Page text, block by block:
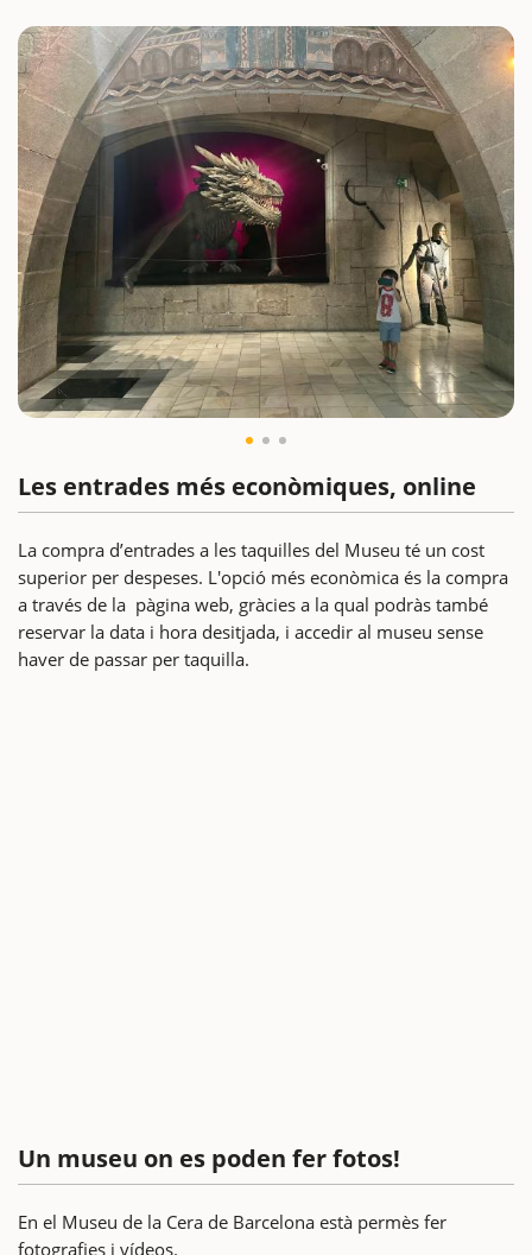
Les entrades més econòmiques, online
La compra d’entrades a les taquilles del Museu té un cost
superior per despeses. L'opció més econòmica és la compra
a través de la pàgina web, gràcies a la qual podràs també
reservar la data i hora desitjada, i accedir al museu sense
haver de passar per taquilla.
Un museu on es poden fer fotos!
En el Museu de la Cera de Barcelona està permès fer
fotografies i vídeos.